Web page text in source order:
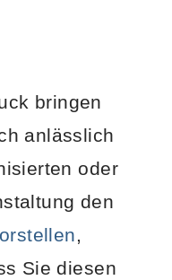
bringen
anlässlich
oder
den
,
Sie diesen